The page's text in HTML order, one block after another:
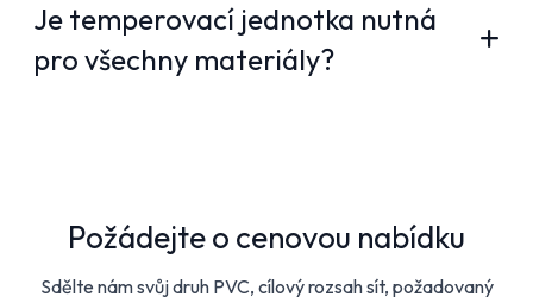
Je temperovací jednotka nutná
pro všechny materiály?
Požádejte o cenovou nabídku
Sdělte nám svůj druh PVC, cílový rozsah sít, požadovaný